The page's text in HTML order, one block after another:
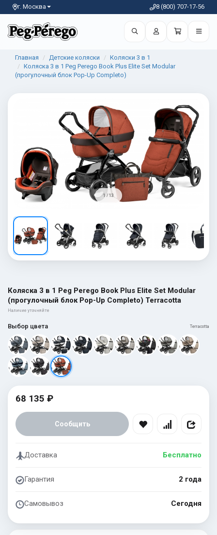
г. Москва 8 (800) 707-17-56
Главная Детские коляски
Коляски 3 в 1
Коляска 3 в 1 Peg Perego Book Plus Elite Set Modular
(прогулочный блок Pop-Up Completo)
1 / 13
Коляска 3 в 1 Peg Perego Book Plus Elite Set Modular
(прогулочный блок Pop-Up Completo) Terracotta
Наличие уточняйте
Выбор цвета Terracotta
68 135 ₽
Сообщить
Доставка Бесплатно
Гарантия 2 года
Самовывоз Сегодня